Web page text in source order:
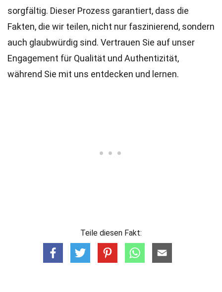
sorgfältig. Dieser Prozess garantiert, dass die
Fakten, die wir teilen, nicht nur faszinierend, sondern
auch glaubwürdig sind. Vertrauen Sie auf unser
Engagement für Qualität und Authentizität,
während Sie mit uns entdecken und lernen.
Teile diesen Fakt: